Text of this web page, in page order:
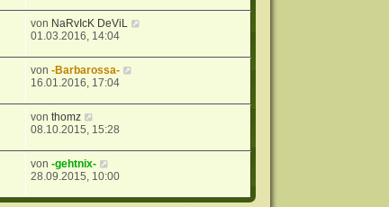
von NaRvIcK DeViL
01.03.2016, 14:04
von-Barbarossa-
16.01.2016, 17:04
vonthomz
08.10.2015, 15:28
von-gehtnix-
28.09.2015, 10:00